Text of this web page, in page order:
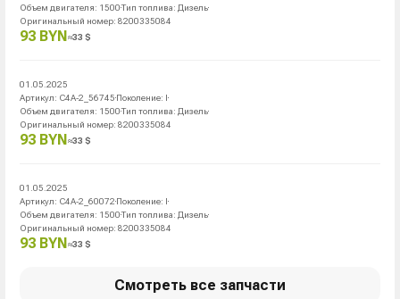
Объем двигателя: 1500Тип топлива: Дизель
Оригинальный номер: 8200335084
93 BYN≈33 $
01.05.2025
Артикул: C4A-2_56745 Поколение: I
Объем двигателя: 1500Тип топлива: Дизель
Оригинальный номер: 8200335084
93 BYN≈33 $
01.05.2025
Артикул: C4A-2_60072 Поколение: I
Объем двигателя: 1500Тип топлива: Дизель
Оригинальный номер: 8200335084
93 BYN≈33 $
Смотреть все запчасти